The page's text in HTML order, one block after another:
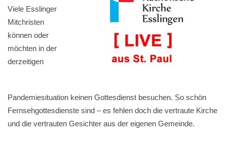
Viele Esslinger
Mitchristen
können oder
möchten in der
derzeitigen
Pandemiesituation keinen Gottesdienst besuchen. So schön
Fernsehgottesdienste sind – es fehlen doch die vertraute Kirche
und die vertrauten Gesichter aus der eigenen Gemeinde.